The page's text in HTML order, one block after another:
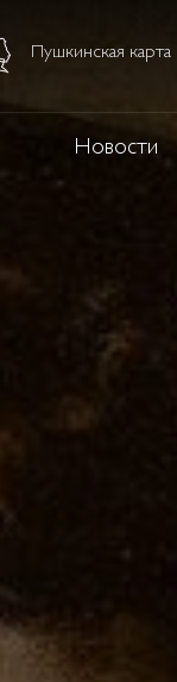
Пушкинская карта
Новости